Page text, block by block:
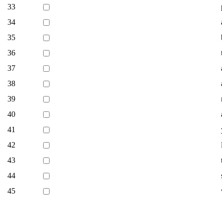
33
34
35
36
37
38
39
40
41
42
43
44
45